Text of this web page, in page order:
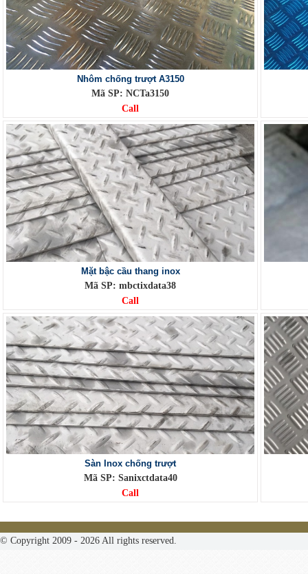
Nhôm chống trượt A3150
Mã SP: NCTa3150
Call
Mặt bậc cầu thang inox
Mã SP: mbctixdata38
Call
Sàn Inox chống trượt
Mã SP: Sanixctdata40
Call
© Copyright 2009 - 2026 All rights reserved.